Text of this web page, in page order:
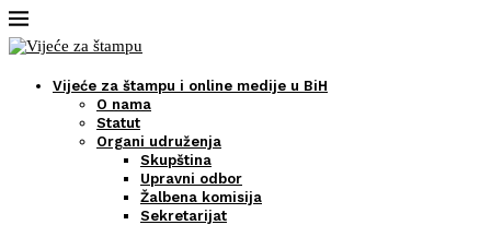
Vijeće za štampu i online medije u BiH
O nama
Statut
Organi udruženja
Skupština
Upravni odbor
Žalbena komisija
Sekretarijat